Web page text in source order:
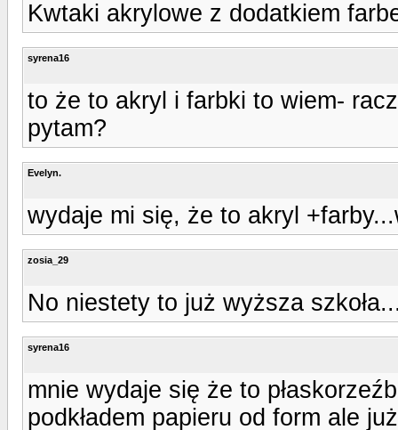
Kwtaki akrylowe z dodatkiem
syrena16
to że to akryl i farbki to wiem-
pytam?
Evelyn.
wydaje mi się, że to akryl
zosia_29
No niestety to już wyższa
syrena16
mnie wydaje się że to
podkładem papieru od form ale